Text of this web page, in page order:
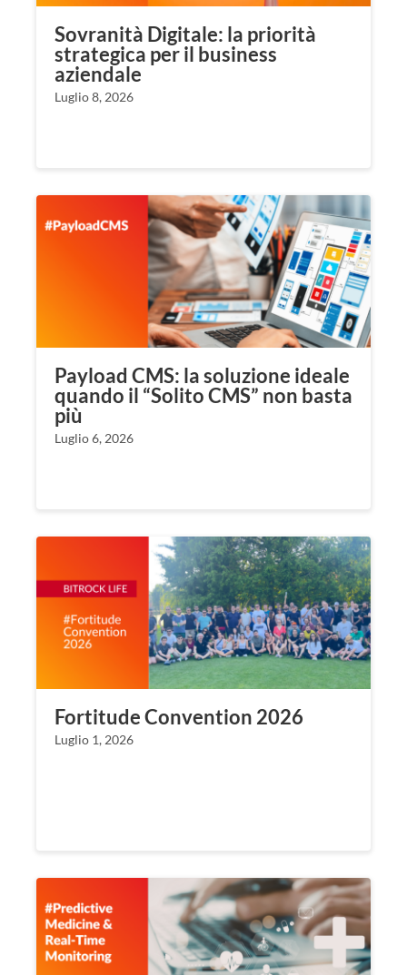
Sovranità Digitale: la priorità
strategica per il business
aziendale
Luglio 8, 2026
Payload CMS: la soluzione ideale
quando il “Solito CMS” non basta
più
Luglio 6, 2026
Fortitude Convention 2026
Luglio 1, 2026